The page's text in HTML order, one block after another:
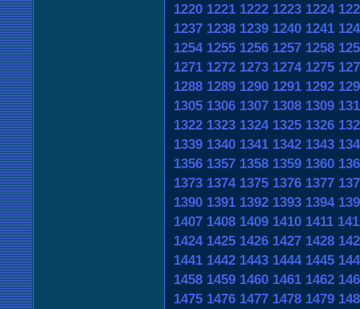
1220 1221 1222 1223 1224
1237 1238 1239 1240 1241
1254 1255 1256 1257 1258
1271 1272 1273 1274 1275
1288 1289 1290 1291 1292
1305 1306 1307 1308 1309
1322 1323 1324 1325 1326
1339 1340 1341 1342 1343
1356 1357 1358 1359 1360
1373 1374 1375 1376 1377
1390 1391 1392 1393 1394
1407 1408 1409 1410 1411
1424 1425 1426 1427 1428
1441 1442 1443 1444 1445
1458 1459 1460 1461 1462
1475 1476 1477 1478 1479